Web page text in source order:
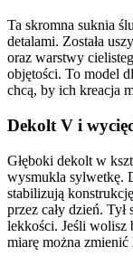
Ta skromna suknia
detalami. Została
oraz warstwy
objętości. To model
chcą, by ich kreacja
Dekolt V i
Głęboki dekolt w
wysmukla sylwetkę.
stabilizują
przez cały dzień. Tył
lekkości. Jeśli wolisz
miarę można zmienić